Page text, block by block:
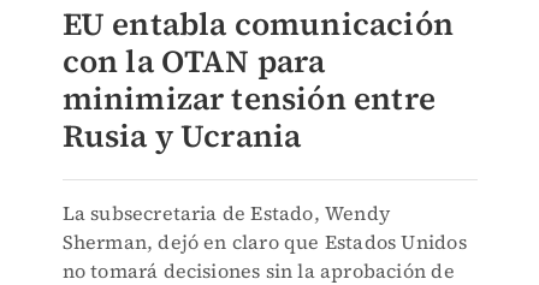
EU entabla comunicación
con la OTAN para
minimizar tensión entre
Rusia y Ucrania
La subsecretaria de Estado, Wendy
Sherman, dejó en claro que Estados Unidos
no tomará decisiones sin la aprobación de